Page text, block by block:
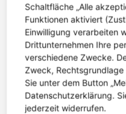
Die neue Ausgabe
Mittelpunkt steht
wenig
Geschwister von
weiterlesen
Schaltfläche „Alle
Funktionen aktiviert
Einwilligung verarbeiten
Drittunternehmen Ihre
verschiedene Zwecke.
Zweck,
Sie unter dem Button
Datenschutzerklärung.
jederzeit widerrufen.